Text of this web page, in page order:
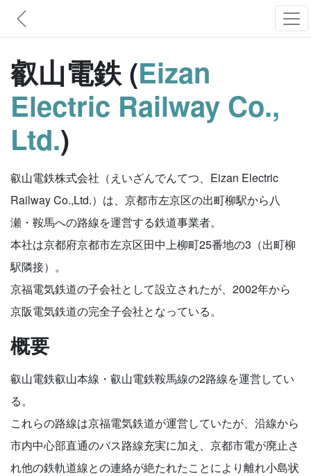
叡山電鉄 (Eizan
Electric Railway Co.,
Ltd.)
叡山電鉄株式会社（えいざんでんてつ、Eizan Electric
Railway Co.,Ltd.）は、京都市左京区の出町柳駅から八
瀬・鞍馬への路線を運営する鉄道事業者。
本社は京都府京都市左京区田中上柳町25番地の3（出町柳
駅隣接）。
京福電気鉄道の子会社として設立されたが、2002年から
京阪電気鉄道の完全子会社となっている。
概要
叡山電鉄叡山本線・叡山電鉄鞍馬線の2路線を運営してい
る。
これらの路線は京福電気鉄道が運営していたが、沿線から
市内中心部直通のバス路線充実に加え、京都市電が廃止さ
れ他の鉄軌道線との連絡が絶たれたことにより離れ小島状